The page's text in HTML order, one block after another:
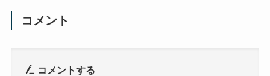
コメント
コメントする